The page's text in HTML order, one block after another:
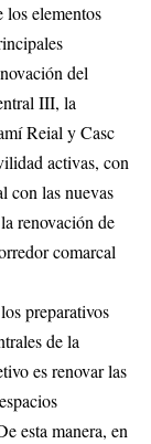
los elementos
del
III, la
Reial y Casc
activas, con
con las nuevas
renovación de
comarcal
preparativos
de la
es renovar las
esta manera, en